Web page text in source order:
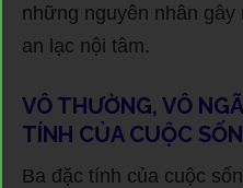
những nguyên nhân
an lạc nội tâm.
VÔ THƯỜNG, VÔ
TÍNH CỦA CUỘC
Ba đặc tính của cuộc